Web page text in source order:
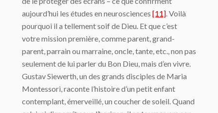
aujourd’hui les études en neurosciences [11]. Voilà
pourquoi il a tellement soif de Dieu. Et que c’est
votre mission première, comme parent, grand-
parent, parrain ou marraine, oncle, tante, etc., non pas
seulement de lui parler du Bon Dieu, mais d’en vivre.
Gustav Siewerth, un des grands disciples de Maria
Montessori, raconte l’histoire d’un petit enfant
contemplant, émerveillé, un coucher de soleil. Quand